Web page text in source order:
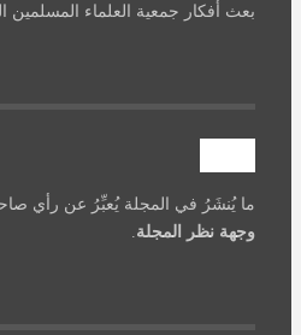
بعث أفكار جمعية العلماء المسلمين
ما يُنشَرُ في المجلة يُعبِّرُ عن رأي
وجهة نظر المجلة